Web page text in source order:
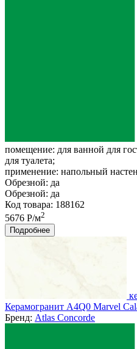
помещение: для ванной для
для туалета;
применение: напольный
Обрезной: да
Обрезной: да
Код товара: 188162
5676 Р/м2
Подробнее
Керамогранит A4Q0 Marvel
Бренд: Atlas Concorde